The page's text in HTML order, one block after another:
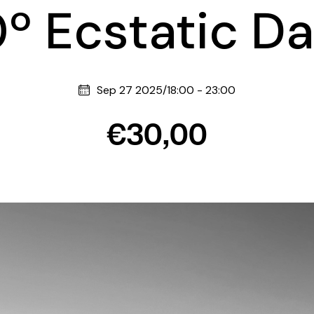
Ecstatic
Sep 27 2025/18:00 - 23:00
€30,00